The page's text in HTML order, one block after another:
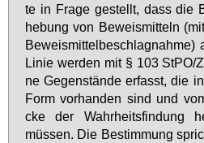
te in Fra­ge ge­stellt, dass die
he­bung von Be­weis­mit­teln
Be­weis­mit­tel­be­schlag­nah­me)
Li­nie wer­den mit § 103
ne Ge­gen­stän­de er­fasst, die
Form vor­han­den sind und
cke der Wahr­heits­fin­dung
müs­sen. Die Be­stim­mung